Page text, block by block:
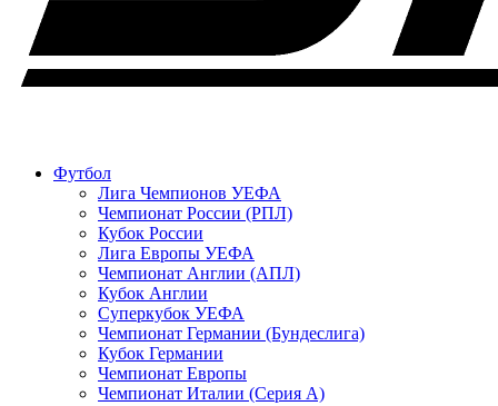
Футбол
Лига Чемпионов УЕФА
Чемпионат России (РПЛ)
Кубок России
Лига Европы УЕФА
Чемпионат Англии (АПЛ)
Кубок Англии
Суперкубок УЕФА
Чемпионат Германии (Бундеслига)
Кубок Германии
Чемпионат Европы
Чемпионат Италии (Серия А)